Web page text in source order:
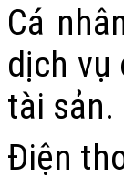
Cá
dịch vụ
tài sản.
Điện